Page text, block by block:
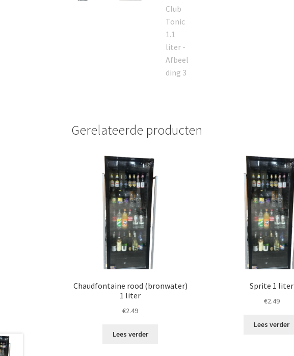
Gerelateerde producten
Chaudfontaine rood (bronwater)
1 liter
€2.49
Lees verder
Sprite 1 liter
€2.49
Lees verder